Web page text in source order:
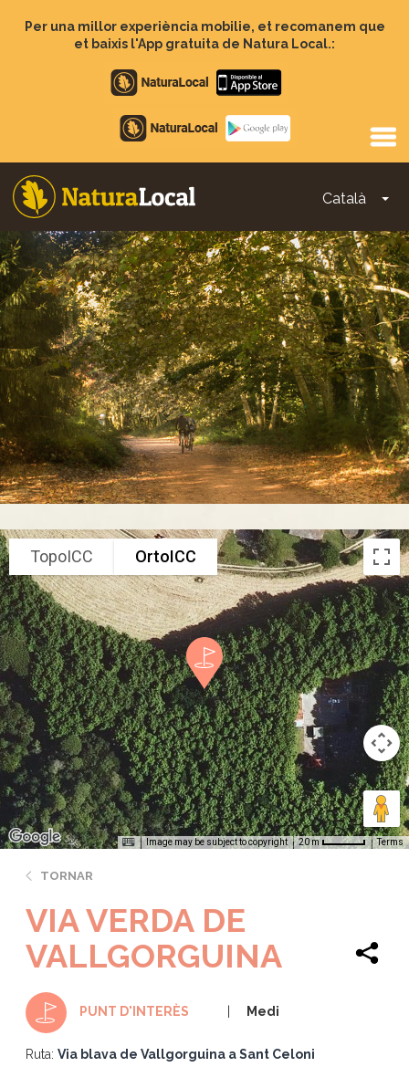
Per una millor experiència mobilie, et recomanem que
et baixis l'App gratuita de Natura Local.:
Apple
store
Google
Play
Català
Main
navigation
TopoICC OrtoICC
Image may be subject to copyright 20 m Terms
TORNAR
VIA VERDA DE
VALLGORGUINA
PUNT D'INTERÈS Medi
Ruta: Via blava de Vallgorguina a Sant Celoni